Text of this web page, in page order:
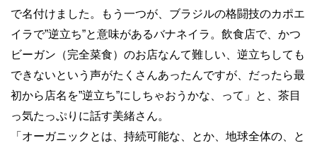
で名付けました。もう一つが、ブラジルの格闘技のカポエ
イラで”逆立ち”と意味があるバナネイラ。飲食店で、かつ
ビーガン（完全菜食）のお店なんて難しい、逆立ちしても
できないという声がたくさんあったんですが、だったら最
初から店名を”逆立ち”にしちゃおうかな、って」と、茶目
っ気たっぷりに話す美緒さん。
「オーガニックとは、持続可能な、とか、地球全体の、と